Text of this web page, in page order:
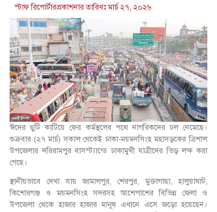
স্টাফ রিপোর্টারপ্রকাশনার তারিখঃমার্চ ২৭, ২০২৬
ঈদের ছুটি কাটিয়ে ফের কর্মস্থলের পথে নাগরিকদের ঢল নেমেছে।
শুক্রবার (২৭ মার্চ) সকাল থেকেই ঢাকা-ময়মনসিংহ মহাসড়কের ত্রিশাল
উপজেলার দরিরামপুর বাসস্ট্যান্ডে ঢাকামুখী যাত্রীদের ভিড় লক্ষ করা
গেছে।
স্থানীয়ভাবে দেখা যায় জামালপুর, শেরপুর, মুক্তাগাছা, হালুয়াঘাট,
কিশোরগঞ্জ ও ময়মনসিংহ সদরসহ আশেপাশের বিভিন্ন জেলা ও
উপজেলা থেকে হাজার হাজার মানুষ এখানে এসে জড়ো হয়েছেন।